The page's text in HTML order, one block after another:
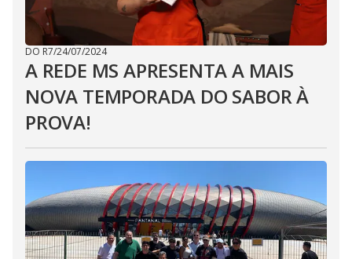
DO R7/24/07/2024
A REDE MS APRESENTA A MAIS
NOVA TEMPORADA DO SABOR À
PROVA!